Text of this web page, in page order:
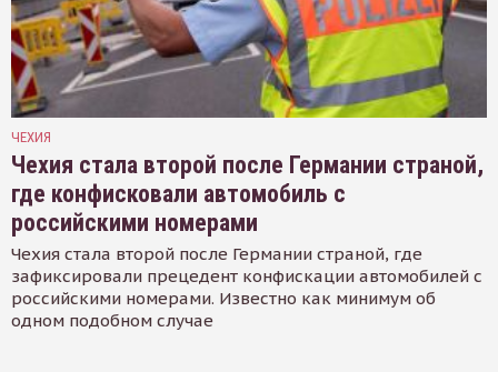
ЧЕХИЯ
Чехия стала второй после Германии страной,
где конфисковали автомобиль с
российскими номерами
Чехия стала второй после Германии страной, где
зафиксировали прецедент конфискации автомобилей с
российскими номерами. Известно как минимум об
одном подобном случае